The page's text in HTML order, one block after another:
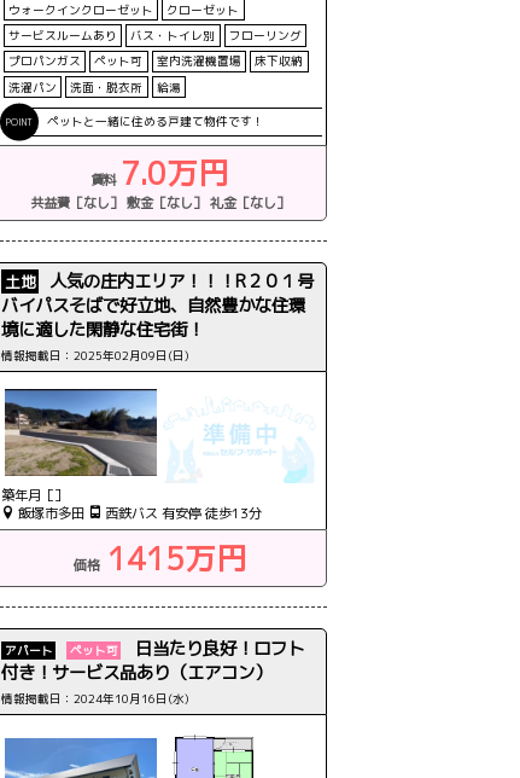
ウォークインクローゼット
クローゼット
サービスルームあり
バス・トイレ別
フローリング
プロパンガス
ペット可 室内洗濯機置場
床下収納
洗濯パン
洗面・脱衣所 給湯
ペットと一緒に住める戸建て物件です！
賃料 7.0万円
共益費［なし］ 敷金［なし］ 礼金［なし］
土地
人気の庄内エリア！！！R２０１号
バイパスそばで好立地、自然豊かな住環
境に適した閑静な住宅街！
情報掲載日：2025年02月09日(日)
築年月［］
飯塚市多田
西鉄バス 有安停 徒歩13分
価格 1415万円
アパート ペット可
日当たり良好！ロフト
付き！サービス品あり（エアコン）
情報掲載日：2024年10月16日(水)